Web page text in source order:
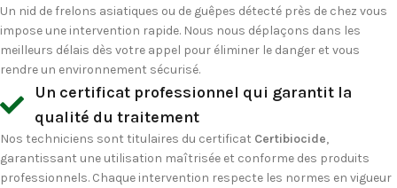
Un nid de frelons asiatiques ou de guêpes détecté près de chez vous
impose une intervention rapide. Nous nous déplaçons dans les
meilleurs délais dès votre appel pour éliminer le danger et vous
rendre un environnement sécurisé.
Un certificat professionnel qui garantit la
qualité du traitement
Nos techniciens sont titulaires du certificat Certibiocide,
garantissant une utilisation maîtrisée et conforme des produits
professionnels. Chaque intervention respecte les normes en vigueur